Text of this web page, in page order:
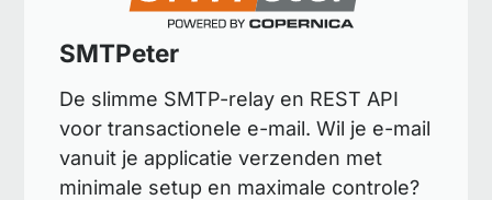
SMTPeter
De slimme SMTP-relay en REST API
voor transactionele e-mail. Wil je e-mail
vanuit je applicatie verzenden met
minimale setup en maximale controle?